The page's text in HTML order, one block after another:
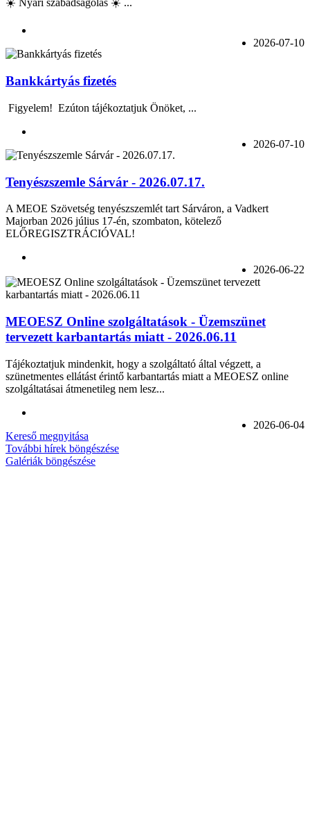
☀️ Nyári szabadságolás ☀️ ...
2026-07-10
Bankkártyás fizetés
Figyelem! Ezúton tájékoztatjuk Önöket, ...
2026-07-10
Tenyészszemle Sárvár - 2026.07.17.
A MEOE Szövetség tenyészszemlét tart Sárváron, a Vadkert
Majorban 2026 július 17-én, szombaton, kötelező
ELŐREGISZTRÁCIÓVAL!
2026-06-22
MEOESZ Online szolgáltatások - Üzemszünet
tervezett karbantartás miatt - 2026.06.11
Tájékoztatjuk mindenkit, hogy a szolgáltató által végzett, a
szünetmentes ellátást érintő karbantartás miatt a MEOESZ online
szolgáltatásai átmenetileg nem lesz...
2026-06-04
Kereső megnyitása
További hírek böngészése
Galériák böngészése